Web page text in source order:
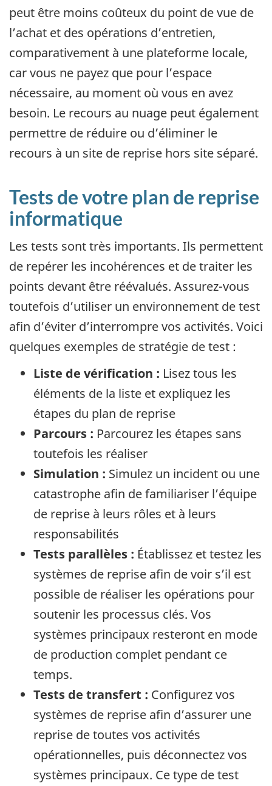
peut être moins coûteux du point de vue de
l’achat et des opérations d’entretien,
comparativement à une plateforme locale,
car vous ne payez que pour l’espace
nécessaire, au moment où vous en avez
besoin. Le recours au nuage peut également
permettre de réduire ou d’éliminer le
recours à un site de reprise hors site séparé.
Tests de votre plan de reprise
informatique
Les tests sont très importants. Ils permettent
de repérer les incohérences et de traiter les
points devant être réévalués. Assurez-vous
toutefois d’utiliser un environnement de test
afin d’éviter d’interrompre vos activités. Voici
quelques exemples de stratégie de test :
Liste de vérification : Lisez tous les
éléments de la liste et expliquez les
étapes du plan de reprise
Parcours : Parcourez les étapes sans
toutefois les réaliser
Simulation : Simulez un incident ou une
catastrophe afin de familiariser l’équipe
de reprise à leurs rôles et à leurs
responsabilités
Tests parallèles : Établissez et testez les
systèmes de reprise afin de voir s’il est
possible de réaliser les opérations pour
soutenir les processus clés. Vos
systèmes principaux resteront en mode
de production complet pendant ce
temps.
Tests de transfert : Configurez vos
systèmes de reprise afin d’assurer une
reprise de toutes vos activités
opérationnelles, puis déconnectez vos
systèmes principaux. Ce type de test